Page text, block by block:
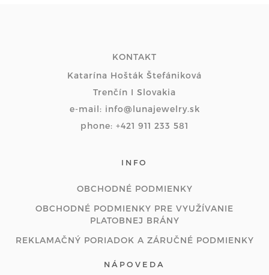
KONTAKT
Katarína Hošták Štefániková
Trenčín I Slovakia
e-mail: info@lunajewelry.sk
phone: +421 911 233 581
INFO
OBCHODNÉ PODMIENKY
OBCHODNÉ PODMIENKY PRE VYUŽÍVANIE
PLATOBNEJ BRÁNY
REKLAMAČNÝ PORIADOK A ZÁRUČNÉ PODMIENKY
NÁPOVEDA